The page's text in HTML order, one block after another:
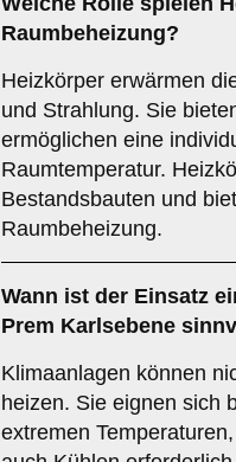
Raumbeheizung?
Heizkörper erwärmen
und Strahlung. Sie
ermöglichen eine
Raumtemperatur.
Bestandsbauten und
Raumbeheizung.
Wann ist der Einsatz
Prem Karlsebene
Klimaanlagen können
heizen. Sie eignen sich
extremen